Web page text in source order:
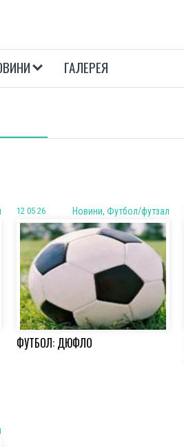
ГАЛЕРЕЯ
12 05 26 Новини, Футбол/футзал
ФУТБОЛ: ДЮФЛО